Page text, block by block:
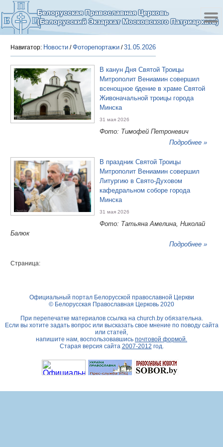
Белорусская Православная Церковь
(Белорусский Экзархат Московского Патриархата)
Навигатор: Новости /Фоторепортажи /31.05.2026
В канун Дня Святой Троицы
Митрополит Вениамин совершил
всенощное бдение в храме Святой
Живоначальной троицы города
Минска
31 мая 2026
Фото: Тимофей Петроневич
Подробнее »
В праздник Святой Троицы
Митрополит Вениамин совершил
Литургию в Свято-Духовом
кафедральном соборе города
Минска
31 мая 2026
Фото: Татьяна Амелина, Николай
Балюк
Подробнее »
Страница:
Официальный портал Белорусской православной Церкви
© Белорусская Православная Церковь 2020
При перепечатке материалов ссылка на church.byобязательна.
Если вы хотите задать вопрос или высказать свое мнение по поводу сайта
или статей,
напишите нам, воспользовавшись почтовой формой.
Старая версия сайта 2007-2012 год.